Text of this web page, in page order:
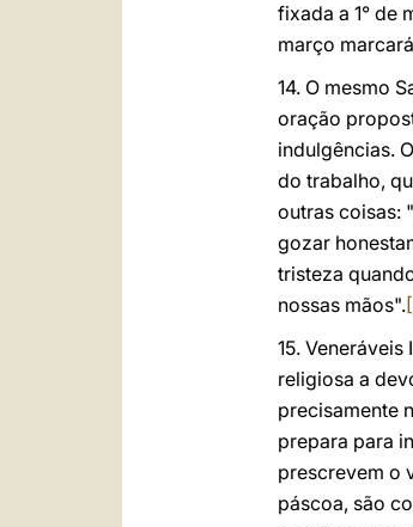
fixada a 1° de
março
14. O mesmo
oração
indulgências.
do trabalho,
outras coisas:
gozar
tristeza
nossas mãos".
15.
religiosa a
precisamente
prepara para
prescrevem o
páscoa, são